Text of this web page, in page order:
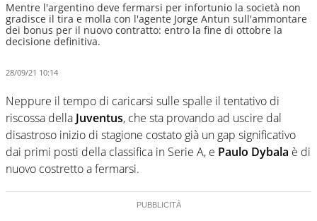
Mentre l'argentino deve fermarsi per infortunio la società non
gradisce il tira e molla con l'agente Jorge Antun sull'ammontare
dei bonus per il nuovo contratto: entro la fine di ottobre la
decisione definitiva.
28/09/21 10:14
Neppure il tempo di caricarsi sulle spalle il tentativo di
riscossa della Juventus, che sta provando ad uscire dal
disastroso inizio di stagione costato già un gap significativo
dai primi posti della classifica in Serie A, e Paulo Dybala è di
nuovo costretto a fermarsi.